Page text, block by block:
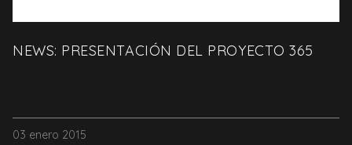
NEWS: PRESENTACIÓN DEL PROYECTO 365
03 enero 2015